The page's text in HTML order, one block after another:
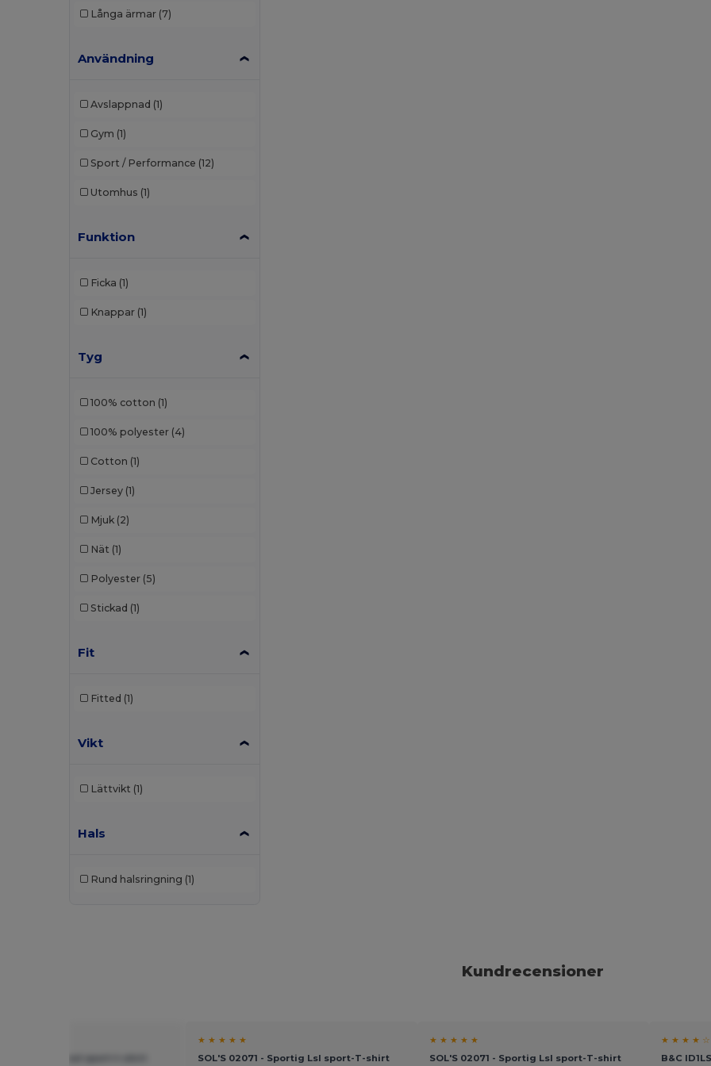
Långa ärmar (7)
Användning
Avslappnad (1)
Gym (1)
Sport / Performance (12)
Utomhus (1)
Funktion
Ficka (1)
Knappar (1)
Tyg
100% cotton (1)
100% polyester (4)
Cotton (1)
Jersey (1)
Mjuk (2)
Nät (1)
Polyester (5)
Stickad (1)
Fit
Fitted (1)
Vikt
Lättvikt (1)
Hals
Rund halsringning (1)
Kundrecensioner
★ ★ ★ ★ ★
SOL'S 02071 - Sportig Lsl sport-T-shirt
★ ★ ★ ★ ★
SOL'S 02071 - Sportig Lsl sport-T-shirt
★ ★ ★ ★ ☆
B&C